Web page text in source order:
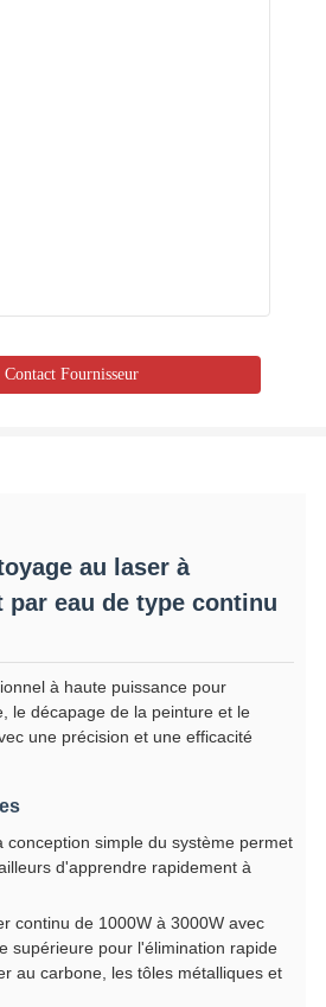
Contact Fournisseur
au laser à
eau de type continu
à haute puissance pour
le décapage de la peinture et le
une précision et une efficacité
conception simple du système permet
d'apprendre rapidement à
continu de 1000W à 3000W avec
supérieure pour l'élimination rapide
au carbone, les tôles métalliques et